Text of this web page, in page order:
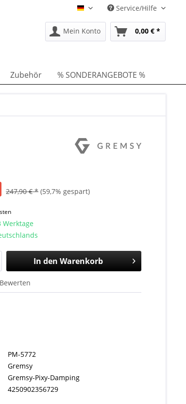
DE Service/Hilfe
Mein Konto 0,00 € *
Zubehör % SONDERANGEBOTE %
247,90 € * (59,7% gespart)
Werktage
In den Warenkorb
Bewerten
PM-5772
Gremsy
Gremsy-Pixy-Damping
4250902356729